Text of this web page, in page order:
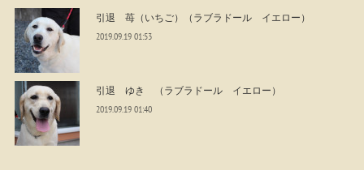
引退 苺（いちご）（ラブラドール イエロー）
2019.09.19 01:53
引退 ゆき （ラブラドール イエロー）
2019.09.19 01:40